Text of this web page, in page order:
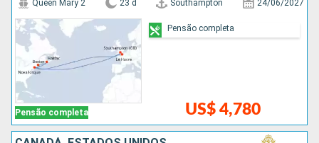
Pensão completa
Queen Mary 2 23 d Southampton 24/06/2027
US$ 4,780
Pensão completa